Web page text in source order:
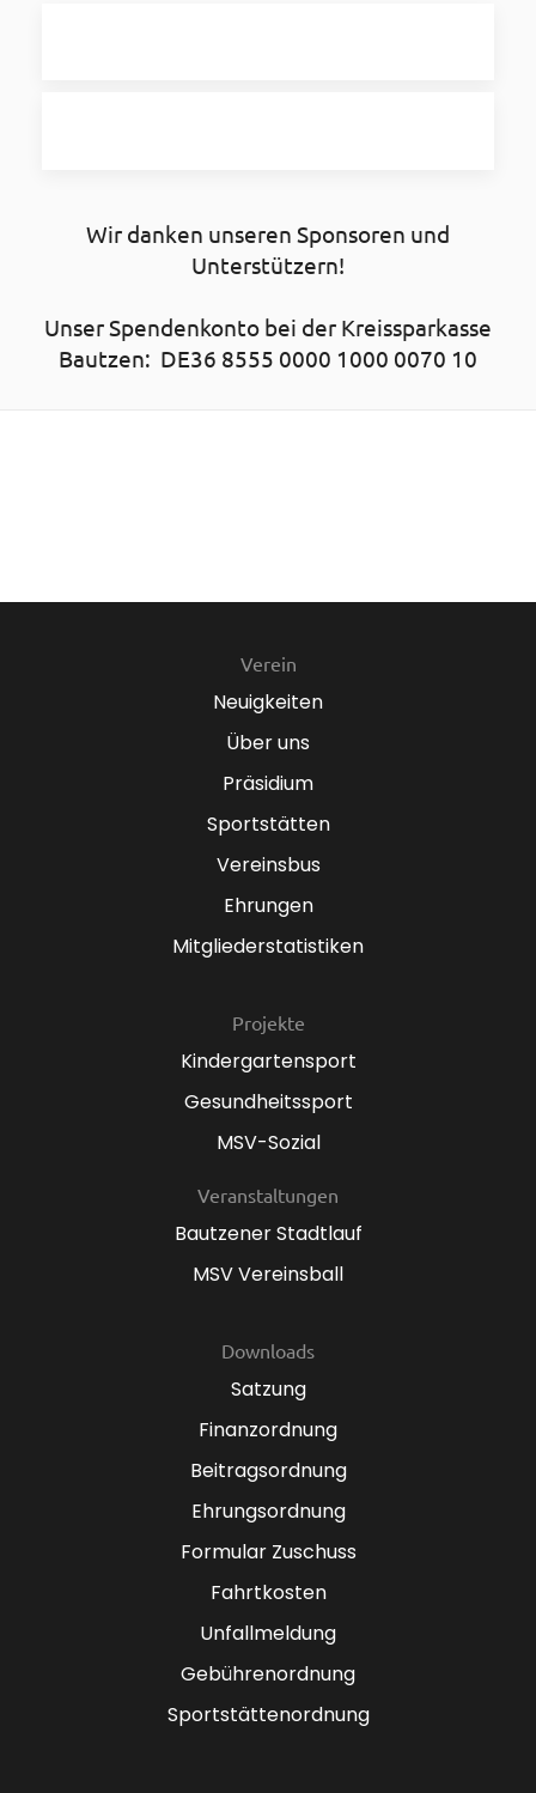
Wir danken unseren Sponsoren und
Unterstützern!
Unser Spendenkonto bei der Kreissparkasse
Bautzen: DE36 8555 0000 1000 0070 10
Verein
Neuigkeiten
Über uns
Präsidium
Sportstätten
Vereinsbus
Ehrungen
Mitgliederstatistiken
Projekte
Kindergartensport
Gesundheitssport
MSV-Sozial
Veranstaltungen
Bautzener Stadtlauf
MSV Vereinsball
Downloads
Satzung
Finanzordnung
Beitragsordnung
Ehrungsordnung
Formular Zuschuss
Fahrtkosten
Unfallmeldung
Gebührenordnung
Sportstättenordnung